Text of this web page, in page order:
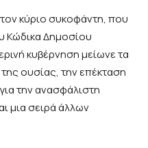
κύριο συκοφάντη, που
Κώδικα Δημοσίου
κυβέρνηση μείωνε τα
ουσίας, την επέκταση
την ανασφάλιστη
μια σειρά άλλων